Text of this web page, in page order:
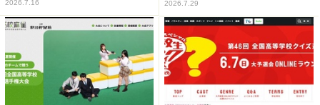
2026.7.16 2026.7.29